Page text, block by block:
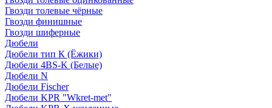
Гвозди толевые чёрные
Гвозди финишные
Гвозди шиферные
Дюбели
Дюбели тип К (Ёжики)
Дюбели 4BS-K (Белые)
Дюбели N
Дюбели Fischer
Дюбели KPR "Wkret-met"